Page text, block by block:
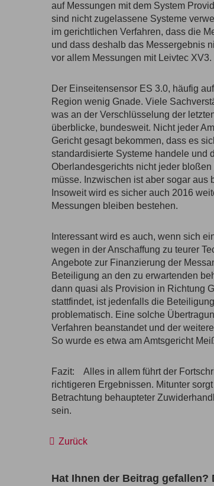
auf Messungen mit dem System
sind nicht zugelassene Systeme
im gerichtlichen Verfahren, dass die
und dass deshalb das Messergebnis
vor allem Messungen mit Leivtec XV3.
Der Einseitensensor ES 3.0, häufig
Region wenig Gnade. Viele
was an der Verschlüsselung der
überblicke, bundesweit. Nicht jeder
Gericht gesagt bekommen, dass es
standardisierte Systeme handele und
Oberlandesgerichts nicht jeder
müsse. Inzwischen ist aber sogar aus
Insoweit wird es sicher auch 2016
Messungen bleiben bestehen.
Interessant wird es auch, wenn sich
wegen in der Anschaffung zu teurer
Angebote zur Finanzierung der
Beteiligung an den zu erwartenden
dann quasi als Provision in Richtung
stattfindet, ist jedenfalls die
problematisch. Eine solche
Verfahren beanstandet und der
So wurde es etwa am Amtsgericht
Fazit: Alles in allem führt der
richtigeren Ergebnissen. Mitunter
Betrachtung behaupteter
sein.
Zurück
Hat Ihnen der Beitrag